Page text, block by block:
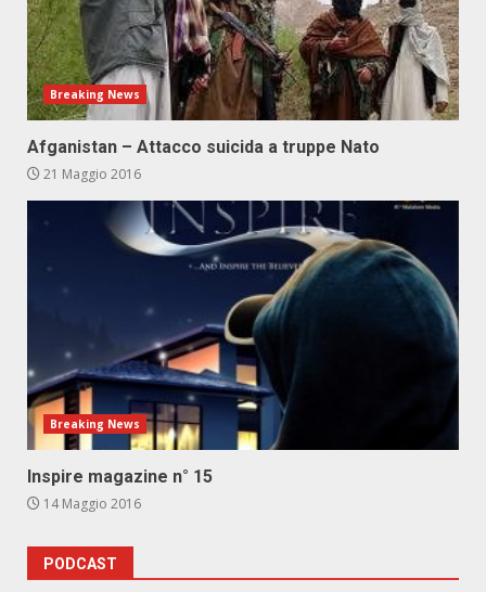
Breaking News
Afganistan – Attacco suicida a truppe Nato
21 Maggio 2016
Breaking News
Inspire magazine n° 15
14 Maggio 2016
PODCAST